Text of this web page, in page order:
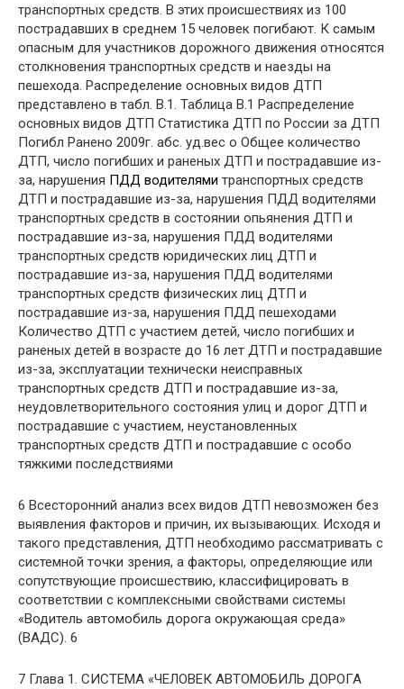
транспортных средств. В этих происшествиях из 100
пострадавших в среднем 15 человек погибают. К самым
опасным для участников дорожного движения относятся
столкновения транспортных средств и наезды на
пешехода. Распределение основных видов ДТП
представлено в табл. В.1. Таблица В.1 Распределение
основных видов ДТП Статистика ДТП по России за ДТП
Погибл Ранено 2009г. абс. уд.вес о Общее количество
ДТП, число погибших и раненых ДТП и пострадавшие из-
за, нарушения ПДД водителями транспортных средств
ДТП и пострадавшие из-за, нарушения ПДД водителями
транспортных средств в состоянии опьянения ДТП и
пострадавшие из-за, нарушения ПДД водителями
транспортных средств юридических лиц ДТП и
пострадавшие из-за, нарушения ПДД водителями
транспортных средств физических лиц ДТП и
пострадавшие из-за, нарушения ПДД пешеходами
Количество ДТП с участием детей, число погибших и
раненых детей в возрасте до 16 лет ДТП и пострадавшие
из-за, эксплуатации технически неисправных
транспортных средств ДТП и пострадавшие из-за,
неудовлетворительного состояния улиц и дорог ДТП и
пострадавшие с участием, неустановленных
транспортных средств ДТП и пострадавшие с особо
тяжкими последствиями
6 Всесторонний анализ всех видов ДТП невозможен без
выявления факторов и причин, их вызывающих. Исходя и
такого представления, ДТП необходимо рассматривать с
системной точки зрения, а факторы, определяющие или
сопутствующие происшествию, классифицировать в
соответствии с комплексными свойствами системы
«Водитель автомобиль дорога окружающая среда»
(ВАДС). 6
7 Глава 1. СИСТЕМА «ЧЕЛОВЕК АВТОМОБИЛЬ ДОРОГА